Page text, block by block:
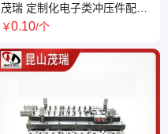
茂瑞 定制化电子类冲压件配件
按需打造 满足个性化电子需求
￥0.10/个